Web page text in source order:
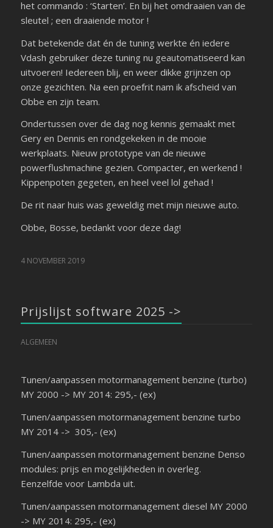
het commando : ‘Starten’. En bij het omdraaien van de
sleutel ; een draaiende motor !
Dat betekende dat én de tuning werkte én iedere
Vdash gebruiker deze tuning nu geautomatiseerd kan
uitvoeren! Iedereen blij, en weer dikke grijnzen op
onze gezichten. Na een proefrit nam ik afscheid van
Obbe en zijn team.
Ondertussen over de dag nog kennis gemaakt met
Gery en Dennis en rondgekeken in de mooie
werkplaats. Nieuw prototype van de nieuwe
powerflushmachine gezien. Compacter, en werkend !
Kippenpoten gegeten, en heel veel lol gehad !
De rit naar huis was geweldig met mijn nieuwe auto.
Obbe, Bosse, bedankt voor deze dag!
4 NOVEMBER 2019
Prijslijst software 2025 ->
ALGEMEEN
Tunen/aanpassen motormanagement benzine (turbo)
MY 2000 -> MY 2014: 295,- (ex)
Tunen/aanpassen motormanagement benzine turbo
MY 2014 -> 305,- (ex)
Tunen/aanpassen motormanagement benzine Denso
modules: prijs en mogelijkheden in overleg.
Eenzelfde voor Lambda uit.
Tunen/aanpassen motormanagement diesel MY 2000
-> MY 2014: 295,- (ex)